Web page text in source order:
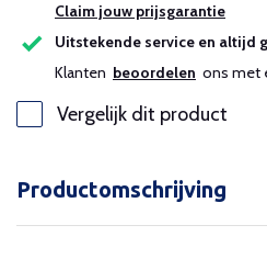
Claim jouw prijsgarantie
Uitstekende service en altijd
Klanten beoordelen ons met
Vergelijk dit product
Productomschrijving